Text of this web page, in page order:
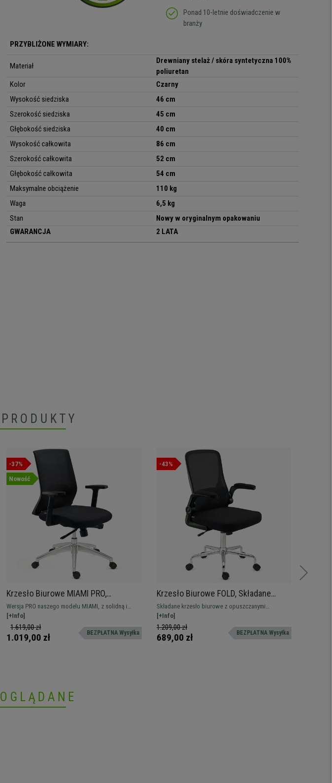
Ponad 10-letnie doświadczenie w
branży
PRZYBLIŻONE WYMIARY:
Materiał
Drewniany stelaż / skóra syntetyczna 100%
poliuretan
Kolor
Czarny
Wysokość siedziska
46 cm
Szerokość siedziska
45 cm
Głębokość siedziska
40 cm
Wysokość całkowita
86 cm
Szerokość całkowita
52 cm
Głębokość całkowita
54 cm
Maksymalne obciążenie
110 kg
Waga
6,5 kg
Stan
Nowy w oryginalnym opakowaniu
GWARANCJA
2 LATA
PRODUKTY
-37%
Nowość
Krzesło Biurowe MIAMI PRO,
Mechanizm Synchro, Metalowa
Podstawa, Podparcie Lędźwiowe,
Czarne
Wersja PRO naszego modelu MIAMI, z solidną i
elegancką metalową podstawą oraz mechanizmem
synchronicznym z blokadą pozycji. Jeszcze
wygodniejsza i solidna!
[+Info]
1.619,00 zł
1.019,00 zł BEZPŁATNA Wysyłka
-43%
Krzesło Biurowe FOLD, Składane
Oparcie i Podłokietniki, Wygodne i
Praktyczne, Czarne
Składane krzesło biurowe z opuszczanymi
podłokietnikami, maksimum zastosowań i
oszczędność miejsca. Z gumowymi kółkami i
metalową podstawą
[+Info]
1.209,00 zł
689,00 zł BEZPŁATNA Wysyłka
OGLĄDANE